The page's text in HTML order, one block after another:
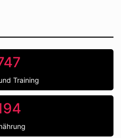
Training